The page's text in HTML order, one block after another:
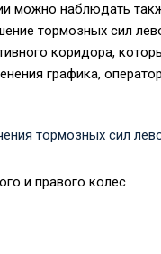
наблюдать
тормозных сил
коридора,
графика,
и правого колес